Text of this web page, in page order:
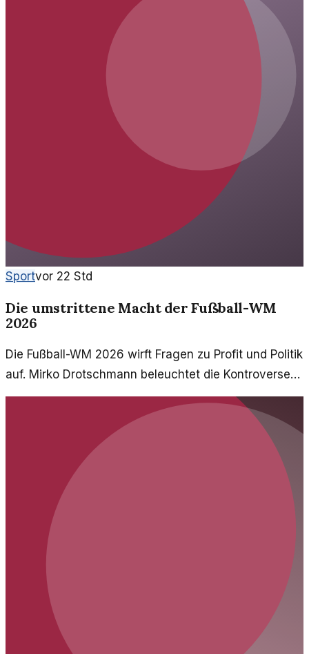
Sportvor 22 Std
Die umstrittene Macht der Fußball-WM
2026
Die Fußball-WM 2026 wirft Fragen zu Profit und Politik
auf. Mirko Drotschmann beleuchtet die Kontroversen
rund um das Event und dessen gesellschaftliche